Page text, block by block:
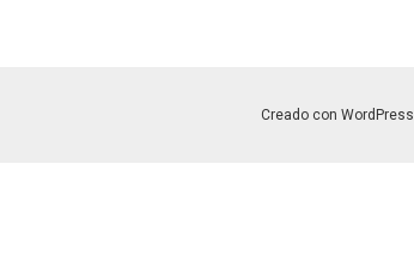
Creado con WordPress